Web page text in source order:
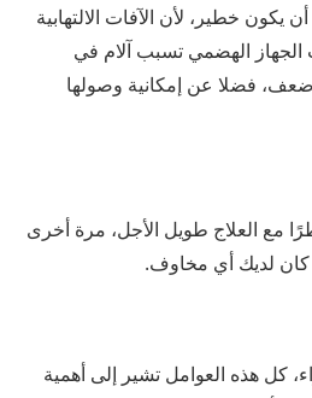
يكون خطير، لأن الآفات الالتهابية
الهضمي تسبب آلام في
فضلا عن إمكانية وصولها
مع العلاج طويل الأجل، مرة أخرى
كان لديك أي مخاوف.
كل هذه العوامل تشير إلى أهمية